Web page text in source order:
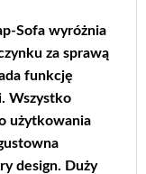
Sofa wyróżnia
za sprawą
funkcję
Wszystko
użytkowania
design. Duży